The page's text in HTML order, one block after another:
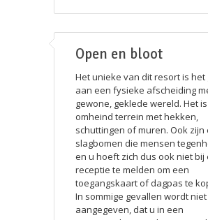
Open en bloot
Het unieke van dit resort is het
aan een fysieke afscheiding
gewone, geklede wereld. Het
omheind terrein met hekken,
schuttingen of muren. Ook zijn
slagbomen die mensen
en u hoeft zich dus ook niet bij
receptie te melden om een
toegangskaart of dagpas te
In sommige gevallen wordt
aangegeven, dat u in een